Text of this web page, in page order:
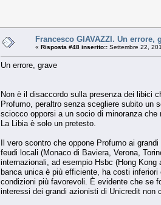
Francesco GIAVAZZI. Un errore,
« Risposta #48 inserito:: Settembre 22,
Un errore, grave
Non è il disaccordo sulla presenza dei libici
Profumo, peraltro senza scegliere subito un
sciocco opporsi a un socio di minoranza
La Libia è solo un pretesto.
Il vero scontro che oppone Profumo ai
feudi locali (Monaco di Baviera, Verona,
internazionali, ad esempio Hsbc (Hong
banca unica è più efficiente, ha costi
condizioni più favorevoli. È evidente che se
interessi dei grandi azionisti di Unicredit non